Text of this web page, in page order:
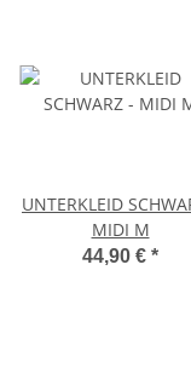
UNTERKLEID
MIDI M
44,90 € *